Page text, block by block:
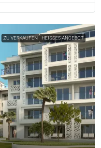
ZU VERKAUFEN HEISSES ANGEBOT